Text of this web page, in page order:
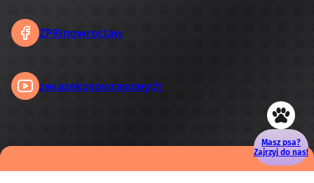
Masz psa?
Zajrzyj do nas!
ZPRinowroclaw
zwiazekpsowrasowych